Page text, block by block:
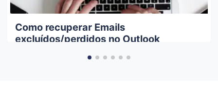
Como recuperar Emails
excluídos/perdidos no Outlook